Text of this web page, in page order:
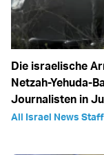
Die israelische
Netzah-Yehuda-
Journalisten in
All Israel News Staff